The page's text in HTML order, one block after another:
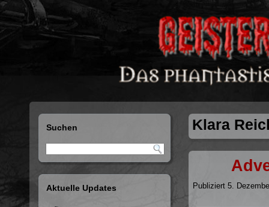
Suchen
Aktuelle Updates
Klara
Publiziert 5.